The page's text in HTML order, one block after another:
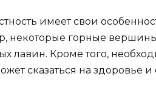
имеет свои
некоторые горные
лавин. Кроме того,
сказаться на здоровье